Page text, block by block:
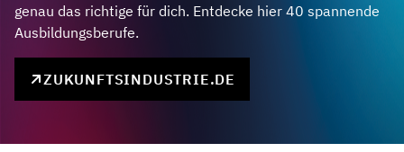
genau das richtige für dich. Entdecke hier 40 spannende
Ausbildungsberufe.
ZUKUNFTSINDUSTRIE.DE